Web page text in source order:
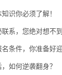
识你必须了解！
系，您绝对想不
条件，你准备好
如何逆袭翻身？